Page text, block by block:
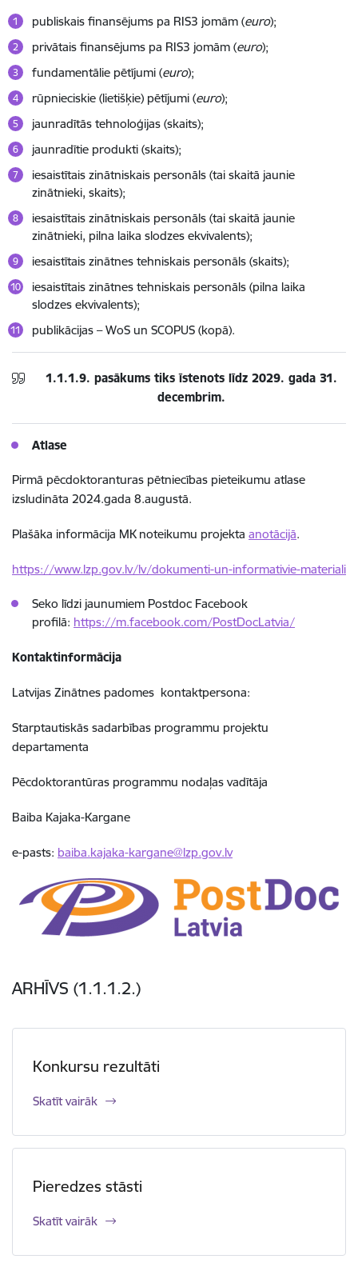
publiskais finansējums pa RIS3 jomām (euro);
privātais finansējums pa RIS3 jomām (euro);
fundamentālie pētījumi (euro);
rūpnieciskie (lietišķie) pētījumi (euro);
jaunradītās tehnoloģijas (skaits);
jaunradītie produkti (skaits);
iesaistītais zinātniskais personāls (tai skaitā jaunie
zinātnieki, skaits);
iesaistītais zinātniskais personāls (tai skaitā jaunie
zinātnieki, pilna laika slodzes ekvivalents);
iesaistītais zinātnes tehniskais personāls (skaits);
iesaistītais zinātnes tehniskais personāls (pilna laika
slodzes ekvivalents);
publikācijas – WoS un SCOPUS (kopā).
1.1.1.9. pasākums tiks īstenots līdz 2029. gada 31.
decembrim.
Atlase
Pirmā pēcdoktoranturas pētniecības pieteikumu atlase
izsludināta 2024.gada 8.augustā.
Plašāka informācija MK noteikumu projekta anotācijā.
https://www.lzp.gov.lv/lv/dokumenti-un-informativie-materiali
Seko līdzi jaunumiem Postdoc Facebook
profilā: https://m.facebook.com/PostDocLatvia/
Kontaktinformācija
Latvijas Zinātnes padomes kontaktpersona:
Starptautiskās sadarbības programmu projektu
departamenta
Pēcdoktorantūras programmu nodaļas vadītāja
Baiba Kajaka-Kargane
e-pasts: baiba.kajaka-kargane@lzp.gov.lv
ARHĪVS (1.1.1.2.)
Konkursu rezultāti
Skatīt vairāk
Pieredzes stāsti
Skatīt vairāk